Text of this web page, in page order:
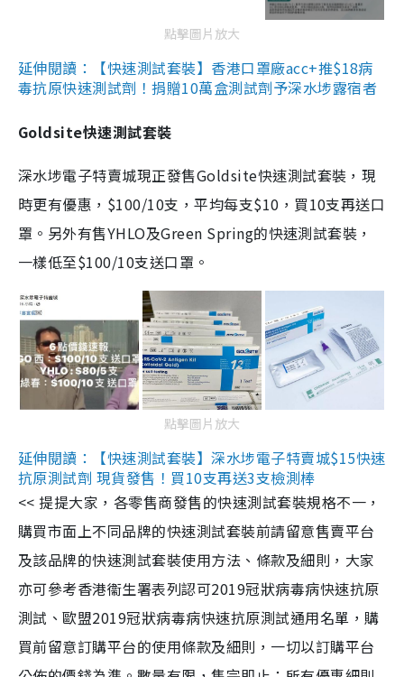
點擊圖片放大
延伸閱讀：【快速測試套裝】香港口罩廠acc+推$18病
毒抗原快速測試劑！捐贈10萬盒測試劑予深水埗露宿者
Goldsite快速測試套裝
深水埗電子特賣城現正發售Goldsite快速測試套裝，現
時更有優惠，$100/10支，平均每支$10，買10支再送口
罩。另外有售YHLO及Green Spring的快速測試套裝，
一樣低至$100/10支送口罩。
點擊圖片放大
延伸閱讀：【快速測試套裝】深水埗電子特賣城$15快速
抗原測試劑 現貨發售！買10支再送3支檢測棒
<< 提提大家，各零售商發售的快速測試套裝規格不一，
購買市面上不同品牌的快速測試套裝前請留意售賣平台
及該品牌的快速測試套裝使用方法、條款及細則，大家
亦可參考香港衞生署表列認可2019冠狀病毒病快速抗原
測試、歐盟2019冠狀病毒病快速抗原測試通用名單，購
買前留意訂購平台的使用條款及細則，一切以訂購平台